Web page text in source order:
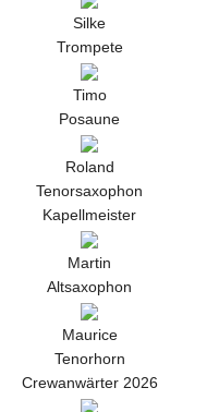
Silke
Trompete
Timo
Posaune
Roland
Tenorsaxophon
Kapellmeister
Martin
Altsaxophon
Maurice
Tenorhorn
Crewanwärter 2026